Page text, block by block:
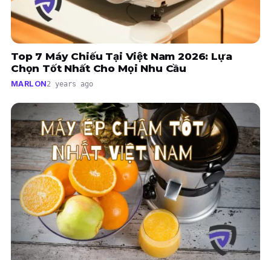
Top 7 Máy Chiếu Tại Việt Nam 2026: Lựa
Chọn Tốt Nhất Cho Mọi Nhu Cầu
MARLON2 years ago